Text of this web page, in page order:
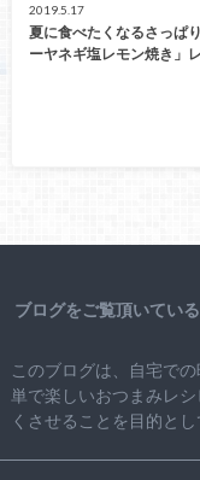
2019.5.17
夏に食べたくなるさっぱ
ーヤネギ塩レモン焼き」
ブログをご覧頂いてい
このブログは、自宅で
単で楽しいおつまみレ
くさせることを目的とし